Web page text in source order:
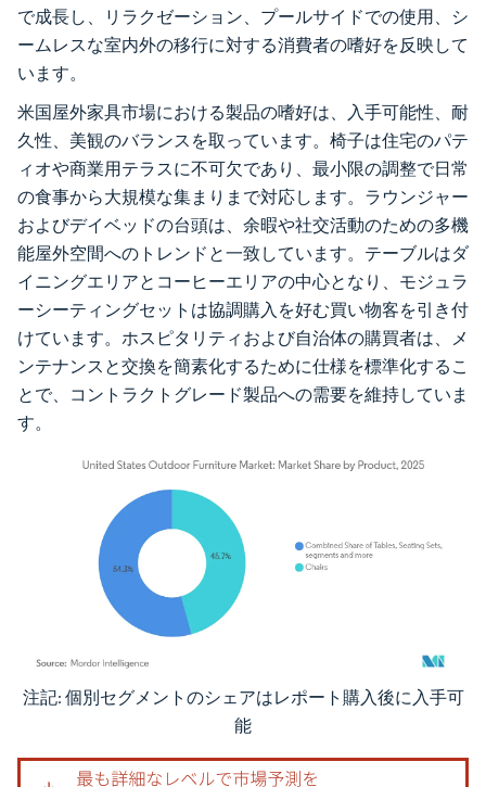
で成長し、リラクゼーション、プールサイドでの使用、シ
ームレスな室内外の移行に対する消費者の嗜好を反映して
います。
米国屋外家具市場における製品の嗜好は、入手可能性、耐
久性、美観のバランスを取っています。椅子は住宅のパテ
ィオや商業用テラスに不可欠であり、最小限の調整で日常
の食事から大規模な集まりまで対応します。ラウンジャー
およびデイベッドの台頭は、余暇や社交活動のための多機
能屋外空間へのトレンドと一致しています。テーブルはダ
イニングエリアとコーヒーエリアの中心となり、モジュラ
ーシーティングセットは協調購入を好む買い物客を引き付
けています。ホスピタリティおよび自治体の購買者は、メ
ンテナンスと交換を簡素化するために仕様を標準化するこ
とで、コントラクトグレード製品への需要を維持していま
す。
画像 © Mordor Intelligence。再利用にはCC BY 4.0の表示が必要です。
注記: 個別セグメントのシェアはレポート購入後に入手可
能